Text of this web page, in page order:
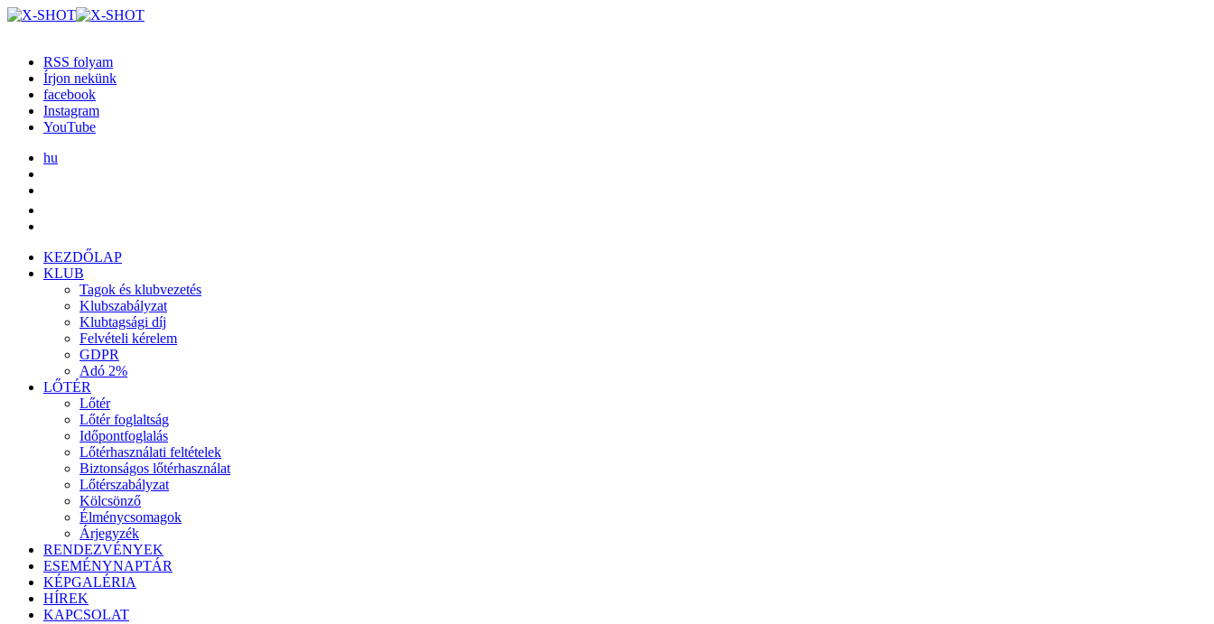
RSS folyam
Írjon nekünk
facebook
Instagram
YouTube
hu
KEZDŐLAP
KLUB
Tagok és klubvezetés
Klubszabályzat
Klubtagsági díj
Felvételi kérelem
GDPR
Adó 2%
LŐTÉR
Lőtér
Lőtér foglaltság
Időpontfoglalás
Lőtérhasználati feltételek
Biztonságos lőtérhasználat
Lőtérszabályzat
Kölcsönző
Élménycsomagok
Árjegyzék
RENDEZVÉNYEK
ESEMÉNYNAPTÁR
KÉPGALÉRIA
HÍREK
KAPCSOLAT